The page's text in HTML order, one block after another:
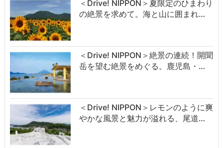
＜Drive! NIPPON＞夏限定のひまわり
の絶景を求めて。海と山に囲まれ…
＜Drive! NIPPON＞絶景の連続！開聞
岳を望む絶景をめぐる。鹿児島・…
＜Drive! NIPPON＞レモンのように爽
やかな風景と魅力が溢れる、尾道…